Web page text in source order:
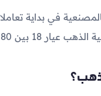
18 بين 80 و190 جنيه